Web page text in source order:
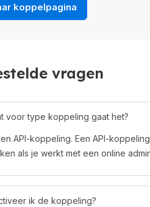
koppelpagina
vragen
voor type koppeling gaat het?
API-koppeling. Een API-
als je werkt met een online
ik de koppeling?